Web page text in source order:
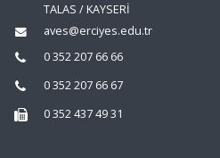
TALAS / KAYSERİ
aves@erciyes.edu.tr
0 352 207 66 66
0 352 207 66 67
0 352 437 49 31